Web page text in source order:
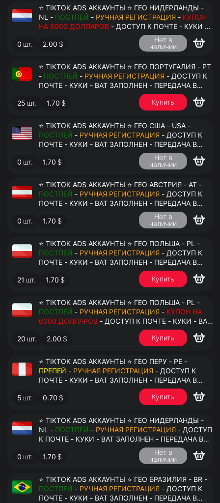
⭐ TIKTOK ADS АККАУНТЫ ⭐ ГЕО НИДЕРЛАНДЫ -
NL - ПОСТПЕЙ - РУЧНАЯ РЕГИСТРАЦИЯ - КУПОН
НА 6000 ДОЛЛАРОВ - ДОСТУП К ПОЧТЕ - КУКИ -
ВАТ ЗАПОЛНЕН - ПЕРЕДАЧА В АНТИДЕТЕКТ
0 шт. 2.00 $
Нет в
наличии
⭐ TIKTOK ADS АККАУНТЫ ⭐ ГЕО ПОРТУГАЛИЯ - PT
- ПОСТПЕЙ - РУЧНАЯ РЕГИСТРАЦИЯ
ПОЧТЕ - КУКИ - ВАТ ЗАПОЛНЕН - ПЕРЕДАЧА В
25 шт. 1.70 $ Купить
⭐ TIKTOK ADS АККАУНТЫ ⭐ ГЕО США - USA -
ПОСТПЕЙ - РУЧНАЯ РЕГИСТРАЦИЯ - ДОСТУП К
ПОЧТЕ - КУКИ - ВАТ ЗАПОЛНЕН - ПЕРЕДАЧА В
0 шт. 1.70 $
Нет в
наличии
⭐ TIKTOK ADS АККАУНТЫ ⭐ ГЕО АВСТРИЯ - AT -
ПОСТПЕЙ - РУЧНАЯ РЕГИСТРАЦИЯ - ДОСТУП К
ПОЧТЕ - КУКИ - ВАТ ЗАПОЛНЕН - ПЕРЕДАЧА В
0 шт. 1.70 $
Нет в
наличии
⭐ TIKTOK ADS АККАУНТЫ ⭐ ГЕО ПОЛЬША - PL -
ПОСТПЕЙ - РУЧНАЯ РЕГИСТРАЦИЯ - ДОСТУП К
ПОЧТЕ - КУКИ - ВАТ ЗАПОЛНЕН - ПЕРЕДАЧА В
21 шт. 1.70 $ Купить
⭐ TIKTOK ADS АККАУНТЫ ⭐ ГЕО ПОЛЬША - PL -
ПОСТПЕЙ - РУЧНАЯ РЕГИСТРАЦИЯ - КУПОН НА
6000 ДОЛЛАРОВ - ДОСТУП К ПОЧТЕ - КУКИ - ВАТ
ЗАПОЛНЕН - ПЕРЕДАЧА В АНТИДЕТЕКТ
20 шт. 2.00 $ Купить
⭐ TIKTOK ADS АККАУНТЫ ⭐ ГЕО ПЕРУ - PE -
ПРЕПЕЙ - РУЧНАЯ РЕГИСТРАЦИЯ - ДОСТУП К
ПОЧТЕ - КУКИ - ВАТ ЗАПОЛНЕН - ПЕРЕДАЧА В
5 шт. 0.70 $ Купить
⭐ TIKTOK ADS АККАУНТЫ ⭐ ГЕО НИДЕРЛАНДЫ -
NL - ПОСТПЕЙ - РУЧНАЯ РЕГИСТРАЦИЯ - ДОСТУП
К ПОЧТЕ - КУКИ - ВАТ ЗАПОЛНЕН - ПЕРЕДАЧА В
0 шт. 1.70 $
Нет в
наличии
⭐ TIKTOK ADS АККАУНТЫ ⭐ ГЕО БРАЗИЛИЯ - BR -
ПОСТПЕЙ - РУЧНАЯ РЕГИСТРАЦИЯ - ДОСТУП К
ПОЧТЕ - КУКИ - ВАТ ЗАПОЛНЕН - ПЕРЕДАЧА В